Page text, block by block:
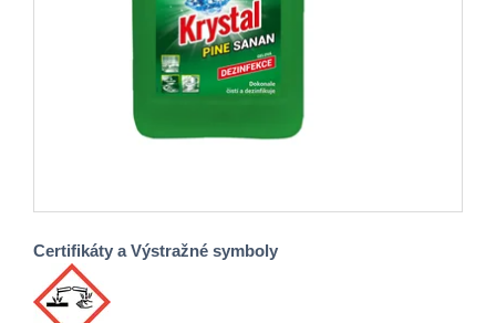
Certifikáty a Výstražné symboly